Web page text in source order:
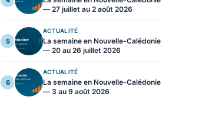
— 27 juillet au 2 août 2026
5
ACTUALITÉ
La semaine en Nouvelle-Calédonie
— 20 au 26 juillet 2026
6
ACTUALITÉ
La semaine en Nouvelle-Calédonie
— 3 au 9 août 2026